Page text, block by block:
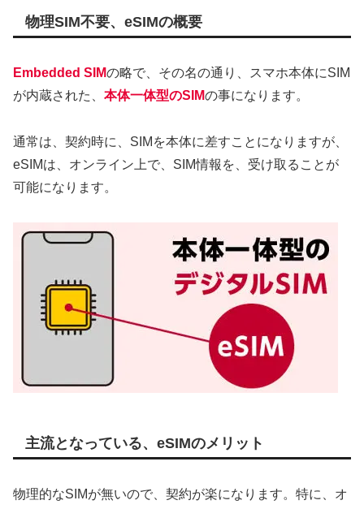
物理SIM不要、eSIMの概要
Embedded SIMの略で、その名の通り、スマホ本体にSIM
が内蔵された、 本体一体型のSIMの事になります。
通常は、契約時に、SIMを本体に差すことになりますが、
eSIMは、オンライン上で、SIM情報を、受け取ることが
可能になります。
主流となっている、eSIMのメリット
物理的なSIMが無いので、契約が楽になります。特に、オ